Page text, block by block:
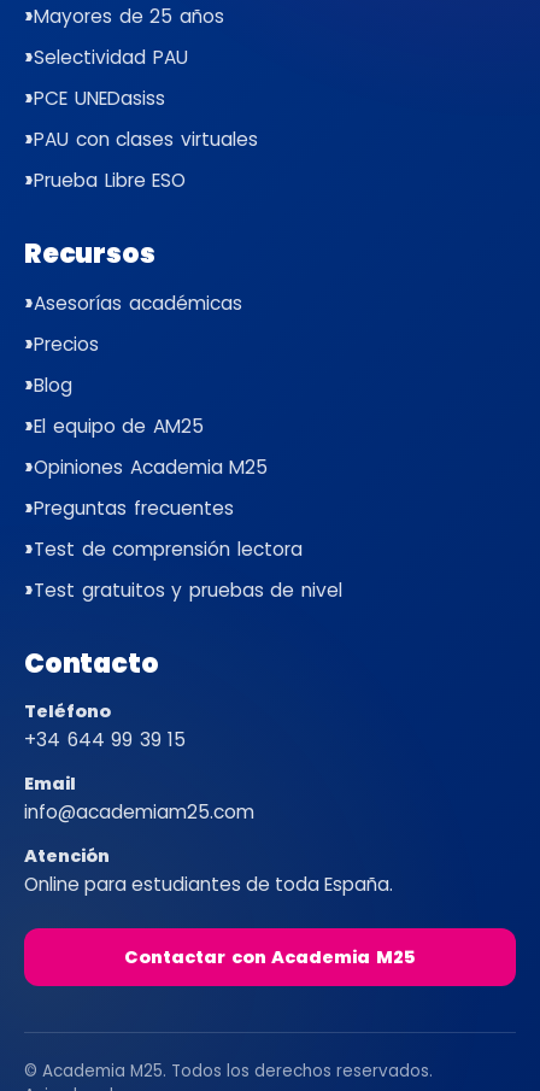
Mayores de 25 años
Selectividad PAU
PCE UNEDasiss
PAU con clases virtuales
Prueba Libre ESO
Recursos
Asesorías académicas
Precios
Blog
El equipo de AM25
Opiniones Academia M25
Preguntas frecuentes
Test de comprensión lectora
Test gratuitos y pruebas de nivel
Contacto
Teléfono
+34 644 99 39 15
Email
info@academiam25.com
Atención
Online para estudiantes de toda España.
Contactar con Academia M25
© Academia M25. Todos los derechos reservados.